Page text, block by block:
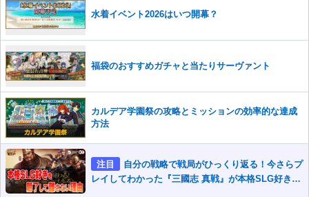
水着イベント2026はいつ開幕？
福袋のおすすめガチャと当たりサーヴァント
カルデア学園祭の攻略とミッションの効率的な達成
方法
注目
自分の戦略で戦局がひっくり返る！今さらプ
レイしてわかった『三國志 真戦』が本格SLG好きを